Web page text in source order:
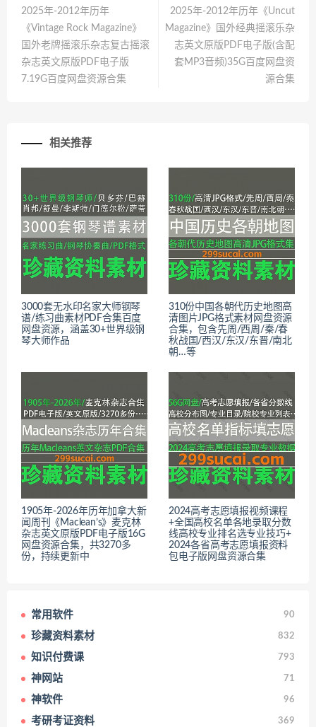
2025年-2012年历年
《Vintage Rock Magazine》
国外老牌摇滚乐杂志复古摇滚
杂志英文原版PDF电子版
7.19G百度网盘资源合集
2025年-2012年历年《Uncut
Magazine》国外经典摇滚乐杂
志英文原版PDF电子版(含配
套MP3音频)35G百度网盘资
源合集
相关推荐
3000套无水印名家大师钢琴
谱/练习曲素材PDF合集百度
网盘资源，涵盖30+世界级钢
琴大师作品
310份中国各朝代历史地图高
清图片JPG格式素材网盘资源
合集，包含先周/西周/秦/春
秋战国/西汉/东汉/东晋/南北
朝…等
1905年-2026年历年加拿大新
闻周刊《Maclean’s》麦克林
杂志英文原版PDF电子版16G
网盘资源合集，共3270多
份，持续更新中
2024高考志愿填报视频课程
+全国高校名单各地录取分数
线高校专业排名选专业技巧+
2024各省高考志愿填报资料
包电子版网盘资源合集
常用软件 90
珍藏资料素材 832
知识付费课 793
神网站 71
神软件 96
考研考证资料 369